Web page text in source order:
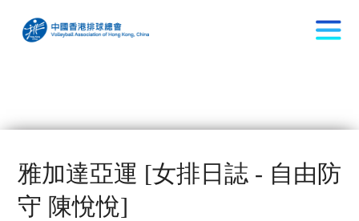
雅加達亞運 [女排日誌 - 自由防
守 陳悅悅]